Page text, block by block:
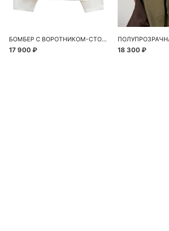
БОМБЕР С ВОРОТНИКОМ-СТОЙКОЙ
17 900 ₽ 18 300 ₽